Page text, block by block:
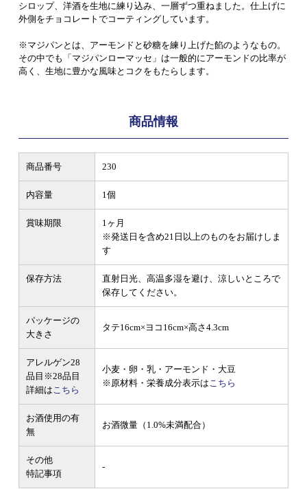
シロップ、洋酒を生地に練り込み、一層ずつ重ねました。仕上げに
外側をチョコレートでコーティングしています。
※マジパンとは、アーモンドと砂糖を練り上げた餡のようなもの。
その中でも「マジパンローマッセ」は一般的にアーモンドの比率が
高く、生地に豊かな風味とコクをもたらします。
商品情報
商品番号 230
内容量 1個
賞味期限
1ヶ月
※発送日を含め21日以上のものをお届けしま
す
保存方法
直射日光、高温多湿を避け、涼しいところで
保存してください。
パッケージの
大きさ
タテ16cm×ヨコ16cm×高さ4.3cm
アレルゲン28
品目 ※28品目
詳細はこちら
小麦・卵・乳・アーモンド・大豆
※原材料・栄養成分表示はこちら
お酒使用の有
無
お酒微量（1.0%未満配合）
その他
特記事項
-